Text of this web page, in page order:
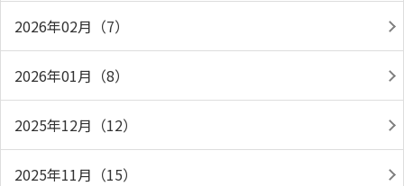
2026年02月（7）
2026年01月（8）
2025年12月（12）
2025年11月（15）